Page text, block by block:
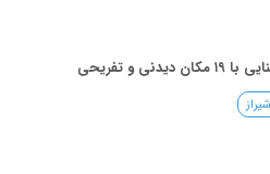
و تفریحی
شیراز